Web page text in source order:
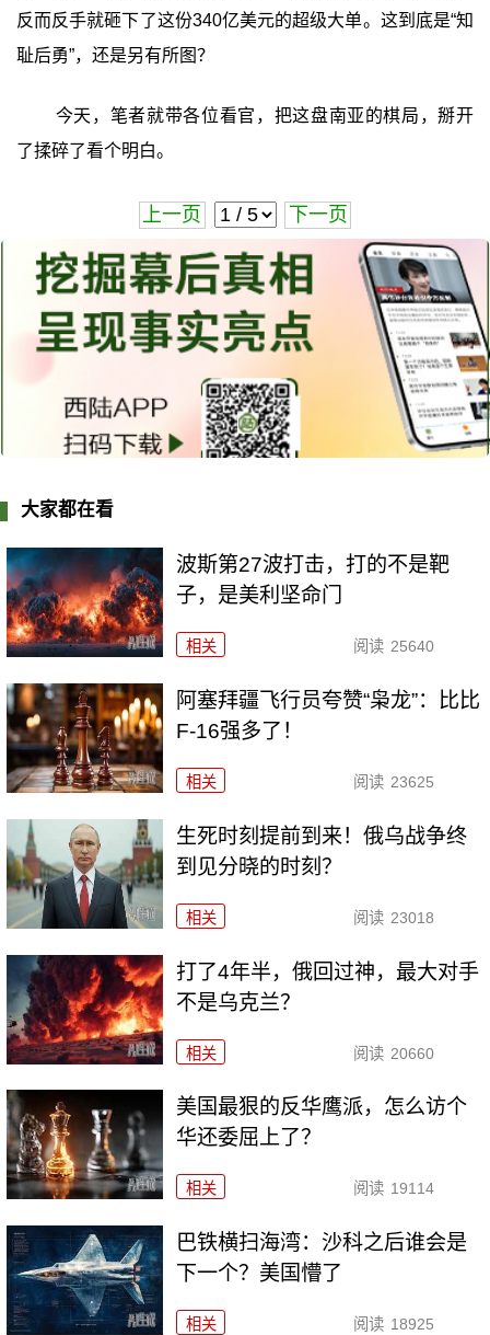
反而反手就砸下了这份340亿美元的超级大单。这到底是“知
耻后勇”，还是另有所图？
今天，笔者就带各位看官，把这盘南亚的棋局，掰开
了揉碎了看个明白。
上一页 下一页
大家都在看
波斯第27波打击，打的不是靶
子，是美利坚命门
相关 阅读 25640
阿塞拜疆飞行员夸赞“枭龙”：比比
F-16强多了！
相关 阅读 23625
生死时刻提前到来！俄乌战争终
到见分晓的时刻？
相关 阅读 23018
打了4年半，俄回过神，最大对手
不是乌克兰？
相关 阅读 20660
美国最狠的反华鹰派，怎么访个
华还委屈上了？
相关 阅读 19114
巴铁横扫海湾：沙科之后谁会是
下一个？美国懵了
相关 阅读 18925